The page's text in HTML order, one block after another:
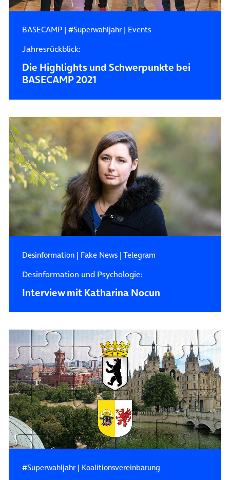
BASECAMP| #Superwahljahr| Events
Jahresrückblick:
Die Highlights und Schwerpunkte bei
BASECAMP 2021
Desinformation| Fake News|Telegram
Desinformation und Psychologie:
Interview mit Katharina Nocun
#Superwahljahr| Koalitionsvereinbarung